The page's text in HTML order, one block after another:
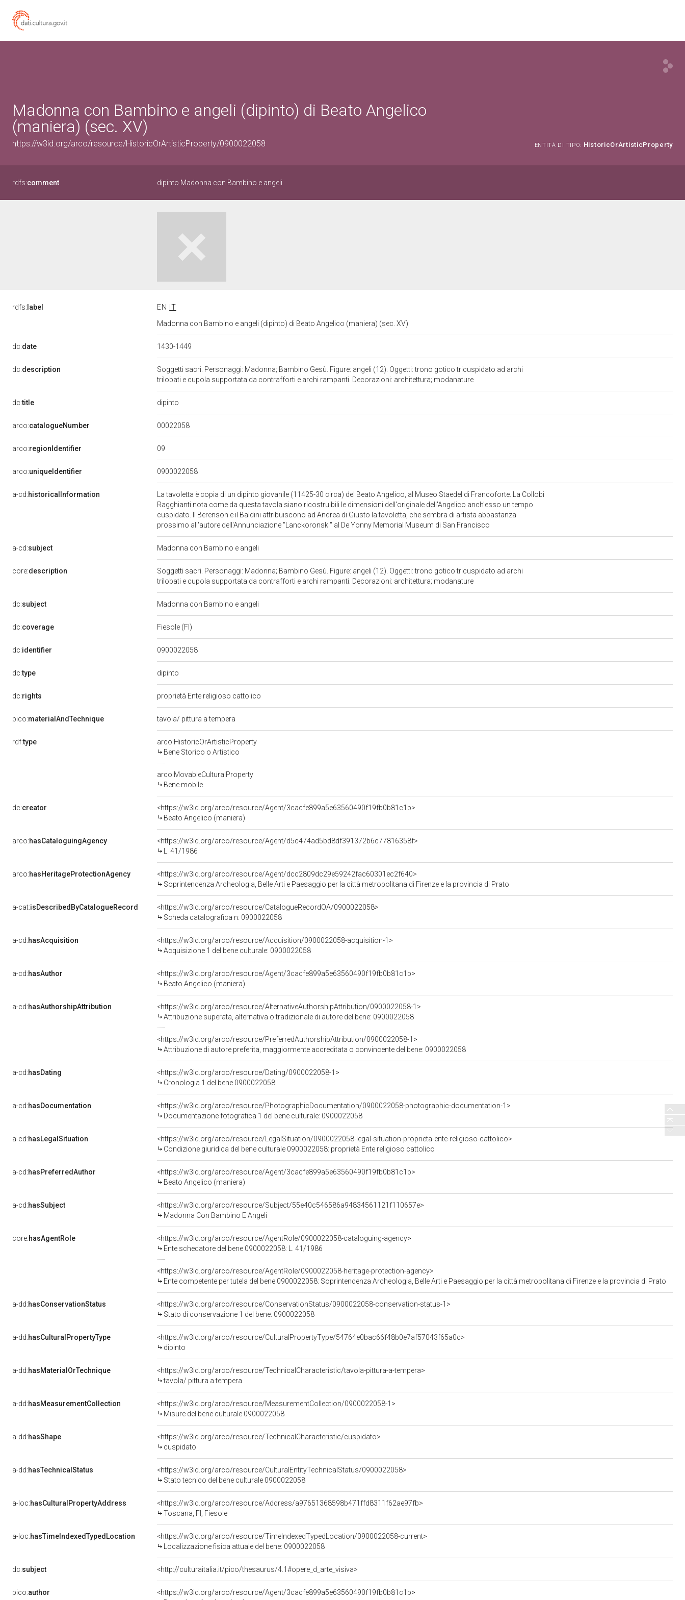
Madonna con Bambino e angeli (dipinto) di Beato Angelico
(maniera) (sec. XV)
https://w3id.org/arco/resource/HistoricOrArtisticProperty/0900022058 ENTITÀ DI TIPO: HistoricOrArtisticProperty
rdfs:comment dipinto Madonna con Bambino e angeli
rdfs: label EN
IT
Madonna con Bambino e angeli (dipinto) di Beato Angelico (maniera) (sec. XV)
dc:date 1430-1449
dc:description
Soggetti sacri. Personaggi: Madonna; Bambino Gesù. Figure: angeli (12). Oggetti: trono gotico tricuspidato ad archi
trilobati e cupola supportata da contrafforti e archi rampanti. Decorazioni: architettura; modanature
dc:title dipinto
arco:catalogueNumber 00022058
arco:regionIdentifier 09
arco:uniqueIdentifier 0900022058
a-cd:historicalInformation
La tavoletta è copia di un dipinto giovanile (11425-30 circa) del Beato Angelico, al Museo Staedel di Francoforte. La Collobi
Ragghianti nota come da questa tavola siano ricostruibili le dimensioni dell'originale dell'Angelico anch'esso un tempo
cuspidato. Il Berenson e il Baldini attribuiscono ad Andrea di Giusto la tavoletta, che sembra di artista abbastanza
prossimo all'autore dell'Annunciazione "Lanckoronski" al De Yonny Memorial Museum di San Francisco
a-cd:subject Madonna con Bambino e angeli
core:description
Soggetti sacri. Personaggi: Madonna; Bambino Gesù. Figure: angeli (12). Oggetti: trono gotico tricuspidato ad archi
trilobati e cupola supportata da contrafforti e archi rampanti. Decorazioni: architettura; modanature
dc:subject Madonna con Bambino e angeli
dc:coverage Fiesole (FI)
dc:identifier 0900022058
dc:type dipinto
dc:rights proprietà Ente religioso cattolico
pico:materialAndTechnique tavola/ pittura a tempera
rdf:type
arco:HistoricOrArtisticProperty
Bene Storico o Artistico
arco:MovableCulturalProperty
Bene mobile
dc:creator
<https://w3id.org/arco/resource/Agent/3cacfe899a5e63560490f19fb0b81c1b>
Beato Angelico (maniera)
arco:hasCataloguingAgency
<https://w3id.org/arco/resource/Agent/d5c474ad5bd8df391372b6c77816358f>
L. 41/1986
arco:hasHeritageProtectionAgency
<https://w3id.org/arco/resource/Agent/dcc2809dc29e59242fac60301ec2f640>
Soprintendenza Archeologia, Belle Arti e Paesaggio per la città metropolitana di Firenze e la provincia di Prato
a-cat:isDescribedByCatalogueRecord
<https://w3id.org/arco/resource/CatalogueRecordOA/0900022058>
Scheda catalografica n: 0900022058
a-cd:hasAcquisition
<https://w3id.org/arco/resource/Acquisition/0900022058-acquisition-1>
Acquisizione 1 del bene culturale: 0900022058
a-cd:hasAuthor
<https://w3id.org/arco/resource/Agent/3cacfe899a5e63560490f19fb0b81c1b>
Beato Angelico (maniera)
a-cd:hasAuthorshipAttribution
<https://w3id.org/arco/resource/AlternativeAuthorshipAttribution/0900022058-1>
Attribuzione superata, alternativa o tradizionale di autore del bene: 0900022058
<https://w3id.org/arco/resource/PreferredAuthorshipAttribution/0900022058-1>
Attribuzione di autore preferita, maggiormente accreditata o convincente del bene: 0900022058
a-cd:hasDating
<https://w3id.org/arco/resource/Dating/0900022058-1>
Cronologia 1 del bene 0900022058
a-cd:hasDocumentation
<https://w3id.org/arco/resource/PhotographicDocumentation/0900022058-photographic-documentation-1>
Documentazione fotografica 1 del bene culturale: 0900022058
a-cd:hasLegalSituation
<https://w3id.org/arco/resource/LegalSituation/0900022058-legal-situation-proprieta-ente-religioso-cattolico>
Condizione giuridica del bene culturale 0900022058: proprietà Ente religioso cattolico
a-cd:hasPreferredAuthor
<https://w3id.org/arco/resource/Agent/3cacfe899a5e63560490f19fb0b81c1b>
Beato Angelico (maniera)
a-cd:hasSubject
<https://w3id.org/arco/resource/Subject/55e40c546586a94834561121f110657e>
Madonna Con Bambino E Angeli
core:hasAgentRole
<https://w3id.org/arco/resource/AgentRole/0900022058-cataloguing-agency>
Ente schedatore del bene 0900022058: L. 41/1986
<https://w3id.org/arco/resource/AgentRole/0900022058-heritage-protection-agency>
Ente competente per tutela del bene 0900022058: Soprintendenza Archeologia, Belle Arti e Paesaggio per la città metropolitana di Firenze e la provincia di Prato
a-dd:hasConservationStatus
<https://w3id.org/arco/resource/ConservationStatus/0900022058-conservation-status-1>
Stato di conservazione 1 del bene: 0900022058
a-dd:hasCulturalPropertyType
<https://w3id.org/arco/resource/CulturalPropertyType/54764e0bac66f48b0e7af57043f65a0c>
dipinto
a-dd:hasMaterialOrTechnique
<https://w3id.org/arco/resource/TechnicalCharacteristic/tavola-pittura-a-tempera>
tavola/ pittura a tempera
a-dd:hasMeasurementCollection
<https://w3id.org/arco/resource/MeasurementCollection/0900022058-1>
Misure del bene culturale 0900022058
a-dd:hasShape
<https://w3id.org/arco/resource/TechnicalCharacteristic/cuspidato>
cuspidato
a-dd:hasTechnicalStatus
<https://w3id.org/arco/resource/CulturalEntityTechnicalStatus/0900022058>
Stato tecnico del bene culturale 0900022058
a-loc:hasCulturalPropertyAddress
<https://w3id.org/arco/resource/Address/a97651368598b471ffd8311f62ae97fb>
Toscana, FI, Fiesole
a-loc:hasTimeIndexedTypedLocation
<https://w3id.org/arco/resource/TimeIndexedTypedLocation/0900022058-current>
Localizzazione fisica attuale del bene: 0900022058
dc:subject <http://culturaitalia.it/pico/thesaurus/4.1#opere_d_arte_visiva>
pico:author
<https://w3id.org/arco/resource/Agent/3cacfe899a5e63560490f19fb0b81c1b>